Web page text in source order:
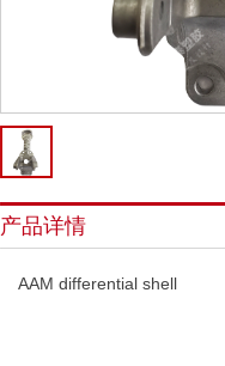
产品详情
AAM differential shell